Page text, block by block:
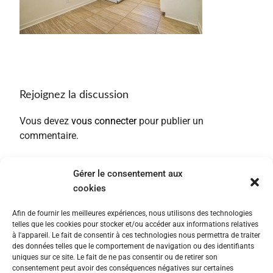
Gérer le consentement aux
cookies
Afin de fournir les meilleures expériences, nous utilisons des technologies
telles que les cookies pour stocker et/ou accéder aux informations relatives
à l'appareil. Le fait de consentir à ces technologies nous permettra de traiter
des données telles que le comportement de navigation ou des identifiants
uniques sur ce site. Le fait de ne pas consentir ou de retirer son
consentement peut avoir des conséquences négatives sur certaines
Rejoignez la discussion
Vous devez vous connecterpour publier un
commentaire.